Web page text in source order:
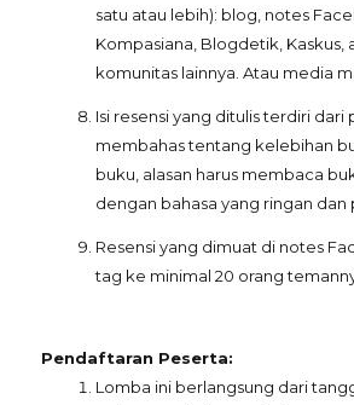
satu atau lebih): blog, notes
Kompasiana, Blogdetik, Kaskus,
komunitas lainnya. Atau media
Isi resensi yang ditulis terdiri dari
membahas tentang kelebihan
buku, alasan harus membaca
dengan bahasa yang ringan dan
Resensi yang dimuat di notes
tag ke minimal 20 orang
Pendaftaran Peserta:
Lomba ini berlangsung dari